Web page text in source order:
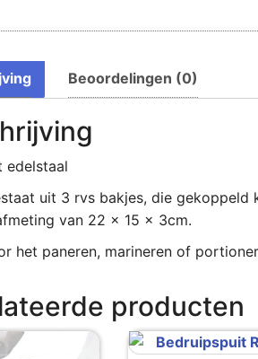
Beoordelingen (0)
edelstaal
uit 3 rvs bakjes, die gekoppeld
van 22 x 15 x 3cm.
het paneren, marineren of
producten